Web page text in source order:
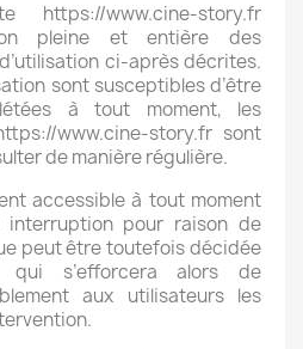
https://www.cine-story.fr
pleine et entière des
ci-après décrites.
sont susceptibles d’être
à tout moment, les
www.cine-story.fr sont
de manière régulière.
accessible à tout moment
interruption pour raison de
peut être toutefois décidée
qui s’efforcera alors de
aux utilisateurs les